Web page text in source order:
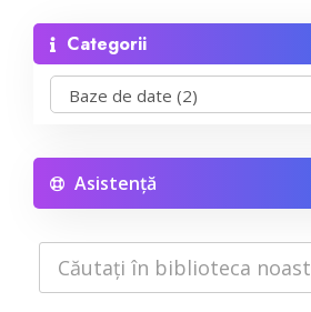
Reseller Radio SonicPanel
WebHosting
Reseller Web Hosting
Servere VPS
Categorii
Asistență